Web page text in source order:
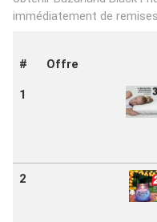
immédiatement de
# Offre
1
2